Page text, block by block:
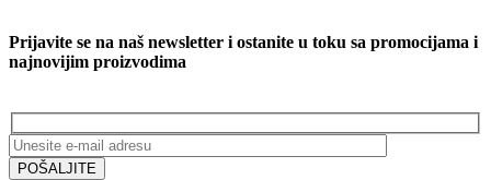
Prijavite se na naš newsletter i ostanite u toku sa promocijama i
najnovijim proizvodima